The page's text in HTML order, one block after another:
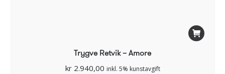
Trygve Retvik – Amore
kr2.940,00 inkl. 5% kunstavgift